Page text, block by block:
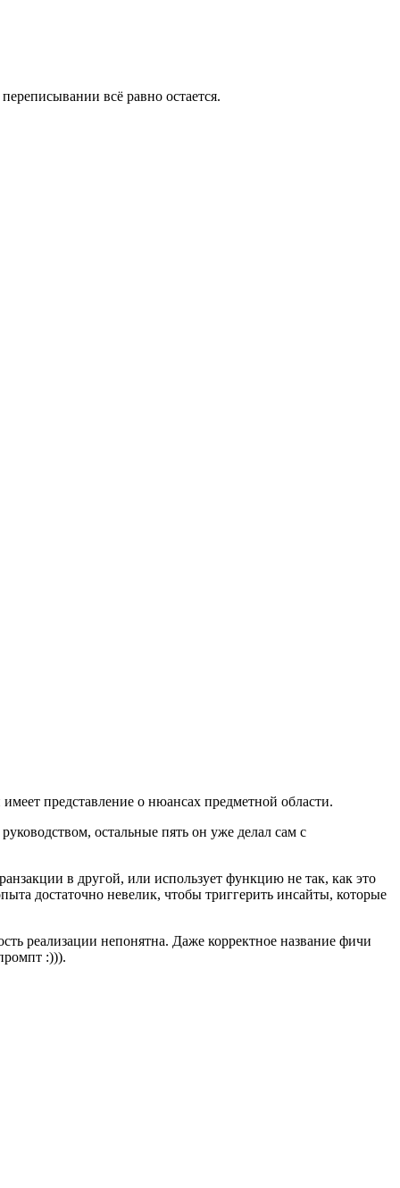
всё равно остается.
представление о нюансах предметной области.
остальные пять он уже делал сам с
в другой, или использует функцию не так, как это
достаточно невелик, чтобы триггерить инсайты, которые
реализации непонятна. Даже корректное название фичи
:))).